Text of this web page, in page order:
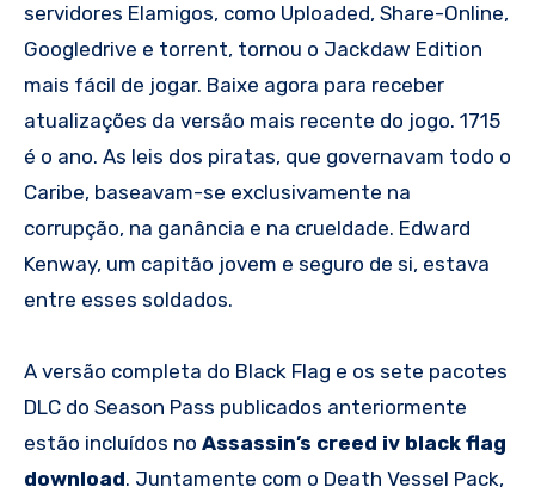
servidores Elamigos, como Uploaded, Share-Online,
Googledrive e torrent, tornou o Jackdaw Edition
mais fácil de jogar. Baixe agora para receber
atualizações da versão mais recente do jogo. 1715
é o ano. As leis dos piratas, que governavam todo o
Caribe, baseavam-se exclusivamente na
corrupção, na ganância e na crueldade. Edward
Kenway, um capitão jovem e seguro de si, estava
entre esses soldados.
A versão completa do Black Flag e os sete pacotes
DLC do Season Pass publicados anteriormente
estão incluídos no Assassin’s creed iv black flag
download. Juntamente com o Death Vessel Pack,